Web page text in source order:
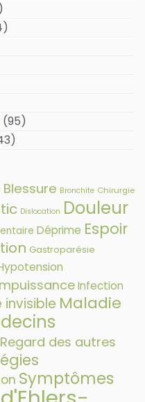
(95)
Blessure Bronchite Chirurgie
Dislocation Douleur
Déprime Espoir
Gastroparésie
Infection
invisible Maladie
Regard des autres
Symptômes